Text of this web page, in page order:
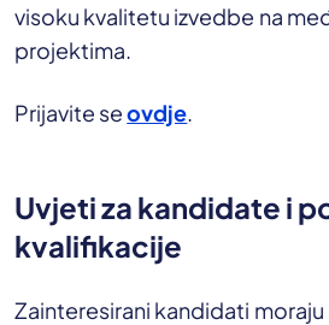
visoku kvalitetu izvedbe na
projektima.
Prijavite seovdje.
Uvjeti za kandidate i
kvalifikacije
Zainteresirani kandidati moraju